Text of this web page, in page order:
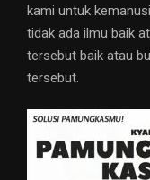
kami untuk
tidak ada ilmu baik
tersebut baik atau
tersebut.